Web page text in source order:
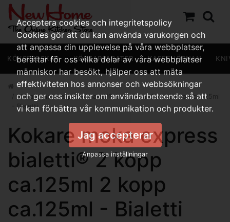
KÖKSREDSKAP KÖKSAPPARATER KAFFEHÖRNAN
Kokare moka express bialetti® 2 kopp ca.125ml 2 kopp ca.125ml
- Bialetti
Kokare moka express
bialetti® 2 kopp
ca.125ml 2 kopp
ca.125ml - Bialetti
Acceptera cookies och integritetspolicy
Cookies gör att du kan använda varukorgen och
att anpassa din upplevelse på våra webbplatser,
berättar för oss vilka delar av våra webbplatser
människor har besökt, hjälper oss att mäta
effektiviteten hos annonser och webbsökningar
och ger oss insikter om användarbeteende så att
vi kan förbättra vår kommunikation och produkter.
Jag accepterar
Anpassa inställningar